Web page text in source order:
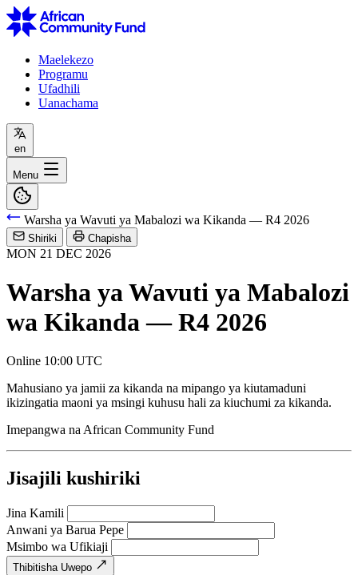
Maelekezo
Programu
Ufadhili
Uanachama
en
Menu
Warsha ya Wavuti ya Mabalozi wa Kikanda — R4 2026
Shiriki Chapisha
MON 21 DEC 2026
Warsha ya Wavuti ya Mabalozi
wa Kikanda — R4 2026
Online 10:00 UTC
Mahusiano ya jamii za kikanda na mipango ya kiutamaduni
ikizingatia maoni ya msingi kuhusu hali za kiuchumi za kikanda.
Imepangwa naAfrican Community Fund
Jisajili kushiriki
Jina Kamili
Anwani ya Barua Pepe
Msimbo wa Ufikiaji
Thibitisha Uwepo